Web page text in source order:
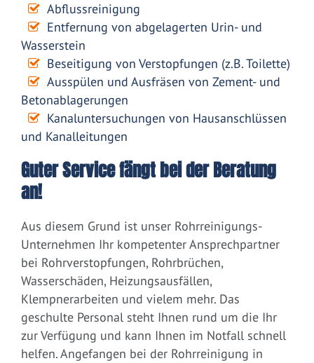
Abflussreinigung
Entfernung von abgelagerten Urin- und
Wasserstein
Beseitigung von Verstopfungen (z.B. Toilette)
Ausspülen und Ausfräsen von Zement- und
Betonablagerungen
Kanaluntersuchungen von Hausanschlüssen
und Kanalleitungen
Guter Service fängt bei der Beratung
an!
Aus diesem Grund ist unser Rohrreinigungs-
Unternehmen Ihr kompetenter Ansprechpartner
bei Rohrverstopfungen, Rohrbrüchen,
Wasserschäden, Heizungsausfällen,
Klempnerarbeiten und vielem mehr. Das
geschulte Personal steht Ihnen rund um die Ihr
zur Verfügung und kann Ihnen im Notfall schnell
helfen. Angefangen bei der Rohrreinigung in